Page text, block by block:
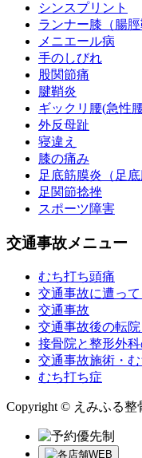
シンスプリント
ランナー膝（腸脛
メニエール病
手のしびれ
股関節痛
腱鞘炎
ギックリ腰(急性
外反母趾
寝違え
膝の痛み
足底筋膜炎（足底
足関節捻挫
スポーツ障害
交通事故メニュー
むち打ち頭痛
交通事故に遭っ
交通事故
交通事故後の転
接骨院と整形外
交通事故施術・
むち打ち症
Copyright © えみふる整